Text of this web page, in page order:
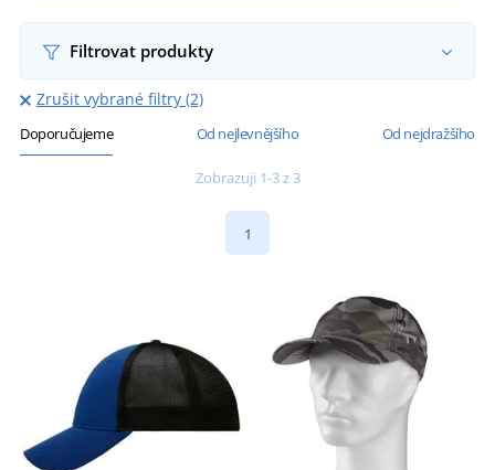
Filtrovat produkty
Zrušit vybrané filtry (2)
Doporučujeme Od nejlevnějšího Od nejdražšího
Zobrazuji 1-3 z 3
1